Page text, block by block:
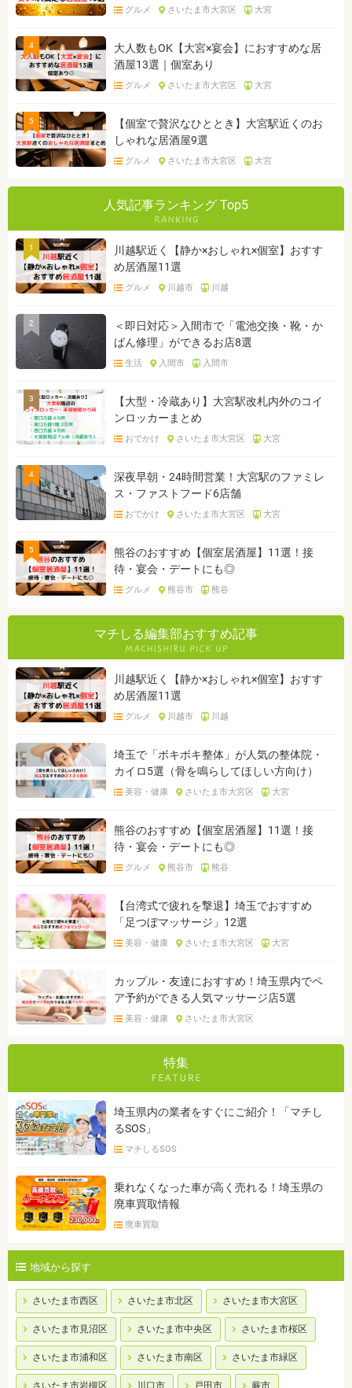
グルメ さいたま市大宮区 大宮
4
大人数もOK【大宮×宴会】におすすめな居
酒屋13選｜個室あり
グルメ さいたま市大宮区 大宮
5
【個室で贅沢なひととき】大宮駅近くのお
しゃれな居酒屋9選
グルメ さいたま市大宮区 大宮
人気記事ランキング Top5
1
川越駅近く【静か×おしゃれ×個室】おすす
め居酒屋11選
グルメ 川越市 川越
2
＜即日対応＞入間市で「電池交換・靴・か
ばん修理」ができるお店8選
生活 入間市 入間市
3
【大型・冷蔵あり】大宮駅改札内外のコイ
ンロッカーまとめ
おでかけ さいたま市大宮区 大宮
4
深夜早朝・24時間営業！大宮駅のファミレ
ス・ファストフード6店舗
おでかけ さいたま市大宮区 大宮
5
熊谷のおすすめ【個室居酒屋】11選！接
待・宴会・デートにも◎
グルメ 熊谷市 熊谷
マチしる編集部おすすめ記事
川越駅近く【静か×おしゃれ×個室】おすす
め居酒屋11選
グルメ 川越市 川越
埼玉で「ボキボキ整体」が人気の整体院・
カイロ5選（骨を鳴らしてほしい方向け）
美容・健康 さいたま市大宮区 大宮
熊谷のおすすめ【個室居酒屋】11選！接
待・宴会・デートにも◎
グルメ 熊谷市 熊谷
【台湾式で疲れを撃退】埼玉でおすすめ
「足つぼマッサージ」12選
美容・健康 さいたま市大宮区 大宮
カップル・友達におすすめ！埼玉県内でペ
ア予約ができる人気マッサージ店5選
美容・健康 さいたま市大宮区
特集
埼玉県内の業者をすぐにご紹介！「マチし
るSOS」
マチしるSOS
乗れなくなった車が高く売れる！埼玉県の
廃車買取情報
廃車買取
地域から探す
さいたま市西区 さいたま市北区 さいたま市大宮区
さいたま市見沼区 さいたま市中央区 さいたま市桜区
さいたま市浦和区 さいたま市南区 さいたま市緑区
さいたま市岩槻区 川口市 戸田市 蕨市